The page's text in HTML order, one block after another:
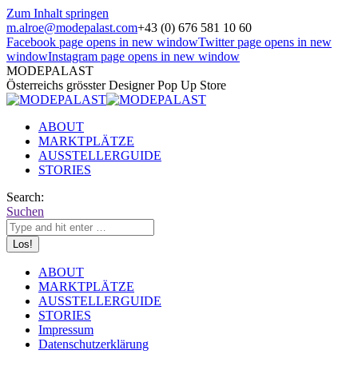
Zum Inhalt springen
m.alroe@modepalast.com+43 (0) 676 581 10 60
Facebook page opens in new windowTwitter page opens in new
windowInstagram page opens in new window
MODEPALAST
Österreichs grösster Designer Pop Up Store
ABOUT
MARKTPLÄTZE
AUSSTELLERGUIDE
STORIES
Search:
Suchen
ABOUT
MARKTPLÄTZE
AUSSTELLERGUIDE
STORIES
Impressum
Datenschutzerklärung